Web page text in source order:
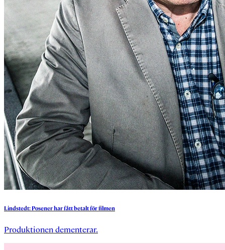
Lindstedt:Posenerharfåttbetaltförfilmen
Produktionen dementerar.